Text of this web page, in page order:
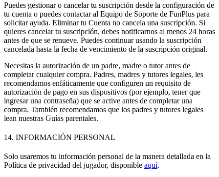
Puedes gestionar o cancelar tu suscripción desde la configuración de
tu cuenta o puedes contactar al Equipo de Soporte de FunPlus para
solicitar ayuda. Eliminar tu Cuenta no cancela una suscripción. Si
quieres cancelar tu suscripción, debes notificarnos al menos 24 horas
antes de que se renueve. Puedes continuar usando la suscripción
cancelada hasta la fecha de vencimiento de la suscripción original.
Necesitas la autorización de un padre, madre o tutor antes de
completar cualquier compra. Padres, madres y tutores legales, les
recomendamos enfáticamente que configuren un requisito de
autorización de pago en sus dispositivos (por ejemplo, tener que
ingresar una contraseña) que se active antes de completar una
compra. También recomendamos que los padres y tutores legales
lean nuestras Guías parentales.
14. INFORMACIÓN PERSONAL
Solo usaremos tu información personal de la manera detallada en la
Política de privacidad del jugador, disponible aquí.